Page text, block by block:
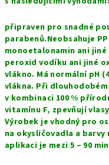
připraven pro snadné
parabenů.Neobsahuje
monoetalonamin ani
peroxid vodíku ani jiné
vlákno. Má normální pH
vlákna. Při
v kombinaci 100 %
vitamínu F, zpevňují
Výrobek je vhodný pro
na okysličovadla a barvy
aplikaci je mezi 5 – 90